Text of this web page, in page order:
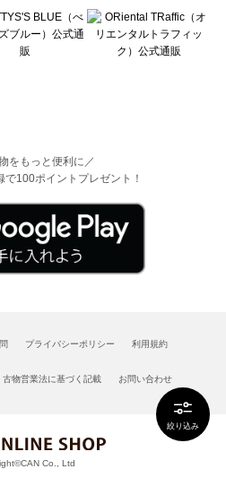
絞り込み
をもっと便利に／
で100ポイントプレゼント！
プライバシーポリシー 利用規約
古物営業法に基づく記載 お問い合わせ
Co., Ltd